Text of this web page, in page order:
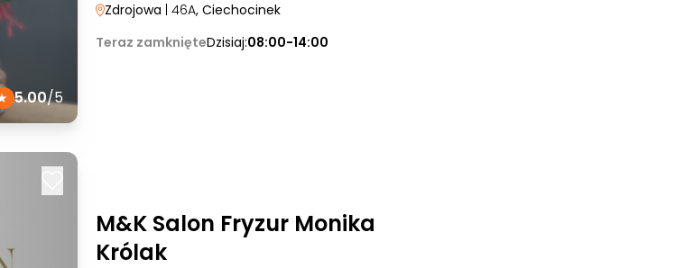
5.00/5
Zdrojowa | 46A, Ciechocinek
Teraz zamknięteDzisiaj:08:00-14:00
M&K Salon Fryzur Monika
Królak